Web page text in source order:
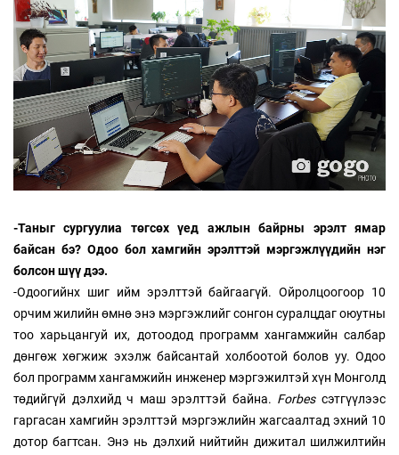
-Таныг сургуулиа төгсөх үед ажлын байрны эрэлт ямар
байсан бэ? Одоо бол хамгийн эрэлттэй мэргэжлүүдийн нэг
болсон шүү дээ.
-Одоогийнх шиг ийм эрэлттэй байгаагүй. Ойролцоогоор 10
орчим жилийн өмнө энэ мэргэжлийг сонгон суралцдаг оюутны
тоо харьцангуй их, дотоодод программ хангамжийн салбар
дөнгөж хөгжиж эхэлж байсантай холбоотой болов уу. Одоо
бол программ хангамжийн инженер мэргэжилтэй хүн Монголд
төдийгүй дэлхийд ч маш эрэлттэй байна. Forbesсэтгүүлээс
гаргасан хамгийн эрэлттэй мэргэжлийн жагсаалтад эхний 10
дотор багтсан. Энэ нь дэлхий нийтийн дижитал шилжилтийн